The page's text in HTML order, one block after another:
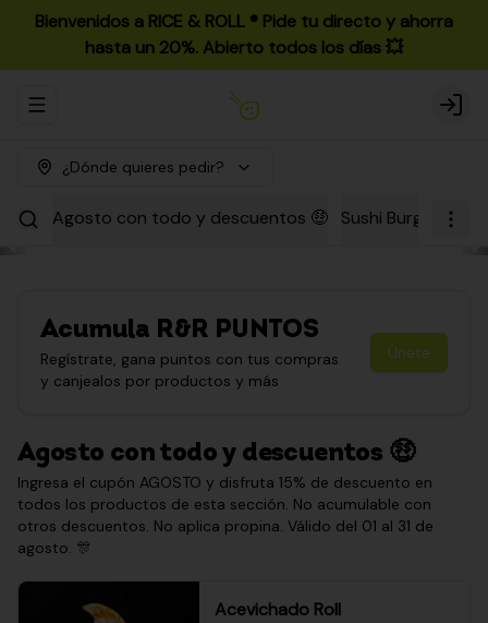
Bienvenidos a RICE & ROLL ®️ Pide tu directo y ahorra
hasta un 20%. Abierto todos los días 💥
Abrir menu de navegación Login
¿Dónde quieres pedir?
Agosto con todo y descuentos 🤑 Sushi Burgers
Acumula R&R PUNTOS
Regístrate, gana puntos con tus compras
y canjealos por productos y más
Únete
Agosto con todo y descuentos 🤑
Ingresa el cupón AGOSTO y disfruta 15% de descuento en
todos los productos de esta sección. No acumulable con
otros descuentos. No aplica propina. Válido del 01 al 31 de
agosto. 🎊
Acevichado Roll